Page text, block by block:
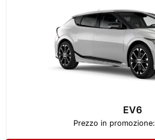
EV6
Prezzo in promozione: